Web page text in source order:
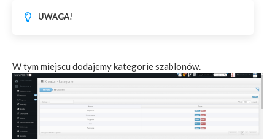
UWAGA!
W tym miejscu dodajemy kategorie szablonów.